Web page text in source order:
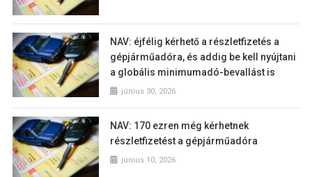
NAV: éjfélig kérhető a részletfizetés a
gépjárműadóra, és addig be kell nyújtani
a globális minimumadó-bevallást is
június 30, 2026
NAV: 170 ezren még kérhetnek
részletfizetést a gépjárműadóra
június 10, 2026